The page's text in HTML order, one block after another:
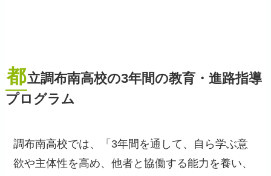
都立調布南高校の3年間の教育・進路指導
プログラム
調布南高校では、「3年間を通して、自ら学ぶ意
欲や主体性を高め、他者と協働する能力を養い、